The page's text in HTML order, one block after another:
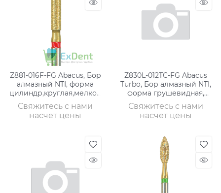
Z881-016F-FG Abacus, Бор
алмазный NTI, форма
цилиндр,круглая,мелкое
Свяжитесь с нами
насчет цены
Z830L-012TC-FG Abacus
Turbo, Бор алмазный NTI,
форма грушевидная,
Свяжитесь с нами
насчет цены